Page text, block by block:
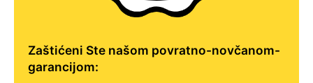
Zaštićeni Ste našom povratno-novčanom-
garancijom: